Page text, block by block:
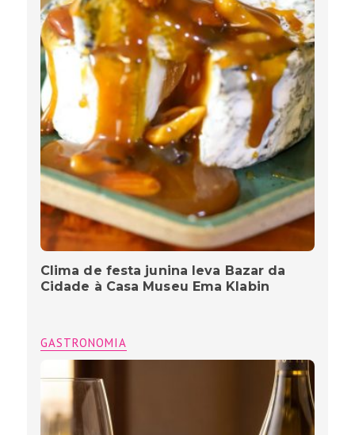
Clima de festa junina leva Bazar da
Cidade à Casa Museu Ema Klabin
GASTRONOMIA